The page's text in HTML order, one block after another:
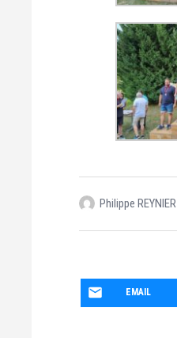
Philippe REYNIER
EMAIL